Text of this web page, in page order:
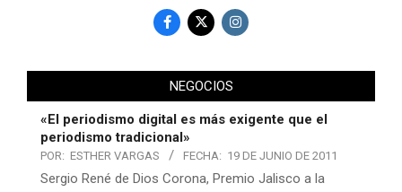
NEGOCIOS
«El periodismo digital es más exigente que el
periodismo tradicional»
POR: ESTHER VARGAS FECHA: 19 DE JUNIO DE 2011
Sergio René de Dios Corona, Premio Jalisco a la